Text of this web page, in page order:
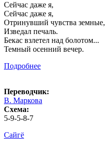
Сейчас даже я,
Сейчас даже я,
Отринувший чувства земные,
Изведал печаль.
Бекас взлетел над болотом...
Темный осенний вечер.
Подробнее
Переводчик:
В. Маркова
Схема:
5-9-5-8-7
Сайгё